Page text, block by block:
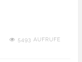
5493 AUFRUFE